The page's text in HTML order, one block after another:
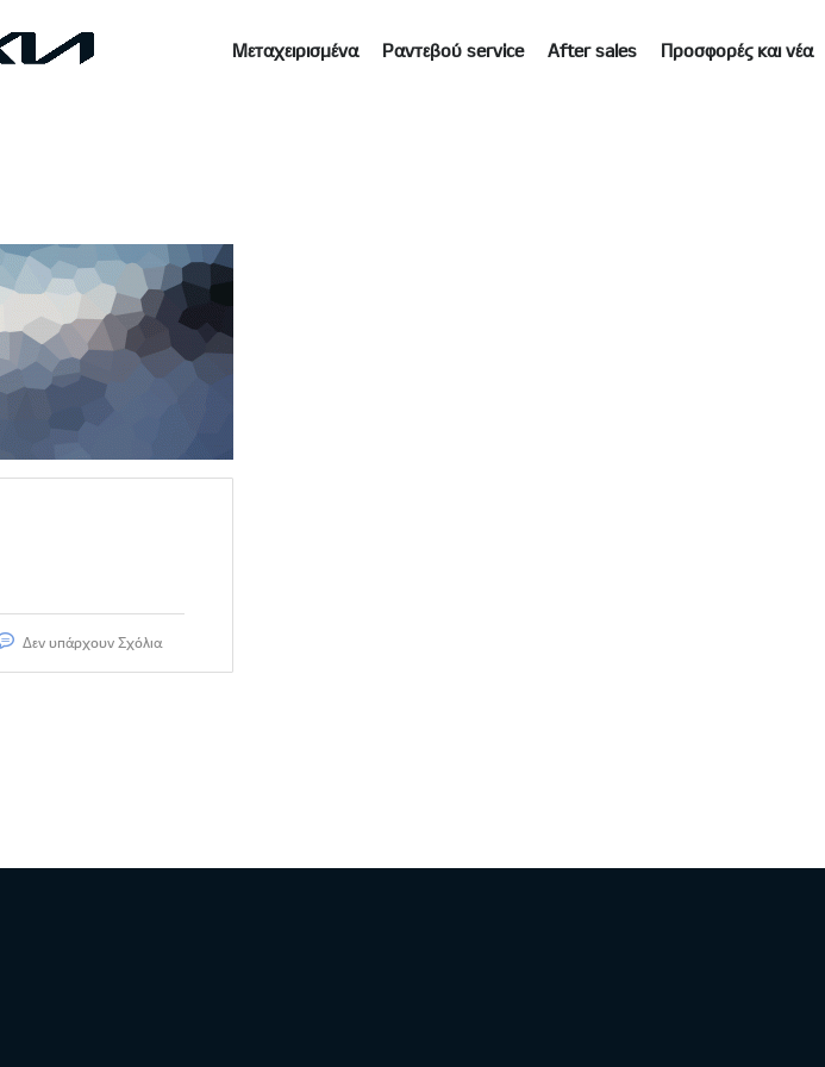
Προσφορές και νέα
After sales
Ραντεβού service
Μεταχειρισμένα
Δεν υπάρχουν Σχόλια